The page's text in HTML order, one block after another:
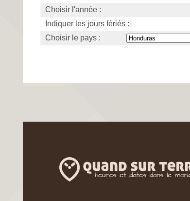
Choisir l'année :
Indiquer les jours fériés :
Choisir le pays :